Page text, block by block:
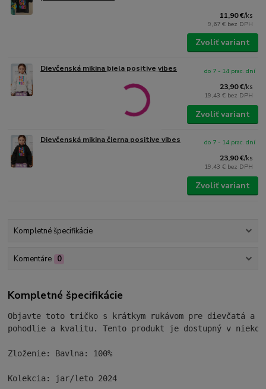
11,90 €/ks
9,67 € bez DPH
Zvoliť variant
Dievčenská mikina biela positive vibes
23,90 €/ks
19,43 € bez DPH
do 7 - 14 prac. dní
Zvoliť variant
Dievčenská mikina čierna positive vibes
23,90 €/ks
19,43 € bez DPH
do 7 - 14 prac. dní
Zvoliť variant
Kompletné špecifikácie
Komentáre 0
Kompletné špecifikácie
Objavte toto tričko s krátkym rukávom pre dievčatá a
pohodlie a kvalitu. Tento produkt je dostupný v
Zloženie: Bavlna: 100%
Kolekcia: jar/leto 2024